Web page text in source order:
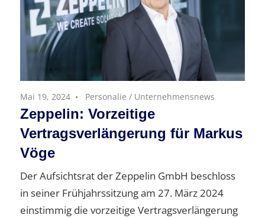
Mai 19, 2024 Personalie / Unternehmensnews
Zeppelin: Vorzeitige
Vertragsverlängerung für Markus
Vöge
Der Aufsichtsrat der Zeppelin GmbH beschloss
in seiner Frühjahrssitzung am 27. März 2024
einstimmig die vorzeitige Vertragsverlängerung